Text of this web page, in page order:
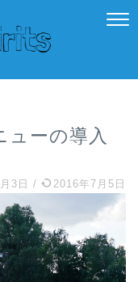
ーの導入
3日 / 2016年7月5日